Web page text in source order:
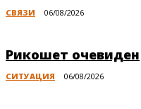
СВЯЗИ 06/08/2026
Рикошет очевиден
СИТУАЦИЯ 06/08/2026